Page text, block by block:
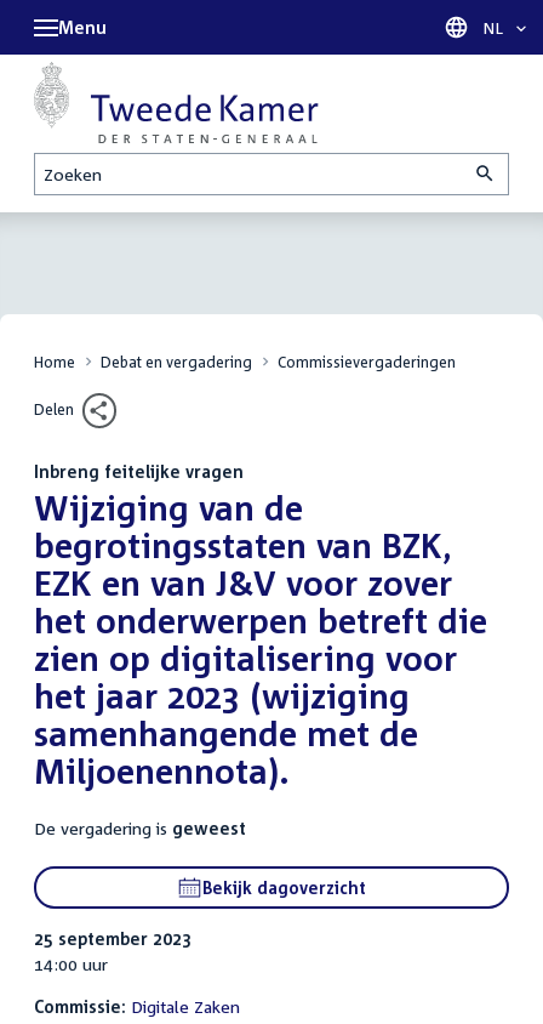
Zoeken
Menu Taal
NL
Home Debat en vergadering Commissievergaderingen
Delen
Inbreng feitelijke vragen
:Wijziging van de
begrotingsstaten van BZK,
EZK en van J&V voor zover
het onderwerpen betreft die
zien op digitalisering voor
het jaar 2023 (wijziging
samenhangende met de
Miljoenennota).
De vergadering is geweest
Bekijk dagoverzicht
25 september 2023
14:00 uur
Commissie: Digitale Zaken